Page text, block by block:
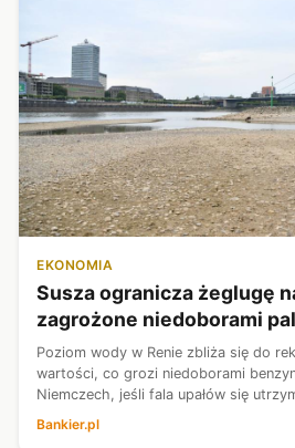
EKONOMIA
Susza ogranicza żeglugę
zagrożone niedoborami
Poziom wody w Renie zbliża się do
wartości, co grozi niedoborami
Niemczech, jeśli fala upałów się
dziennik „Handelsblatt”. Ograniczony
rosnące stawki frac...
Bankier.pl